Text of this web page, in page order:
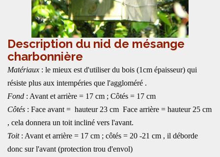
Description du nid de mésange
charbonnière
Matériaux : le mieux est d'utiliser du bois (1cm épaisseur) qui
résiste plus aux intempéries que l'aggloméré .
Fond : Avant et arrière = 17 cm ; Côtés = 17 cm
Côtés : Face avant = hauteur 23 cm Face arrière = hauteur 25 cm
, cela donnera un toit incliné vers l'avant.
Toit: Avant et arrière = 17 cm ; côtés = 20 -21 cm , il déborde
donc sur l'avant (protection trou d'envol)